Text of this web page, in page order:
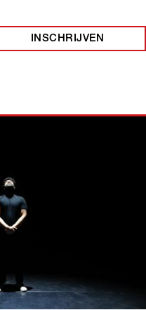
INSCHRIJVEN